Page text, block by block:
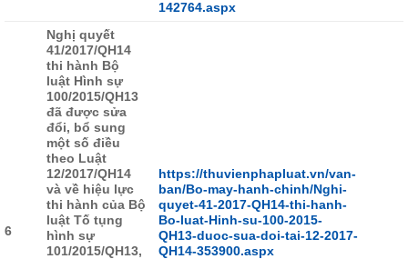
142764.aspx
6
Nghị quyết
41/2017/QH14
thi hành Bộ
luật Hình sự
100/2015/QH13
đã được sửa
đổi, bổ sung
một số điều
theo Luật
12/2017/QH14
và về hiệu lực
thi hành của Bộ
luật Tố tụng
hình sự
101/2015/QH13,
https://thuvienphapluat.vn/van-
ban/Bo-may-hanh-chinh/Nghi-
quyet-41-2017-QH14-thi-hanh-
Bo-luat-Hinh-su-100-2015-
QH13-duoc-sua-doi-tai-12-2017-
QH14-353900.aspx